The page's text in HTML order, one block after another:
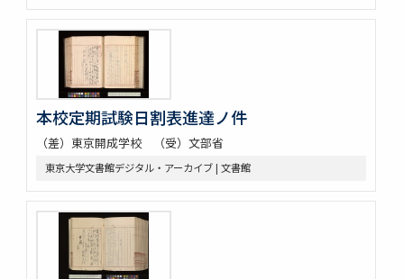
本校定期試験日割表進達ノ件
（差）東京開成学校 （受）文部省
東京大学文書館デジタル・アーカイブ | 文書館